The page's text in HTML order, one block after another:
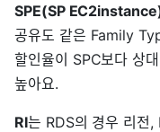
SPE(SP
공유도 같은 Family
할인율이 SPC보다 상
높아요.
RI는 RDS의 경우 리전